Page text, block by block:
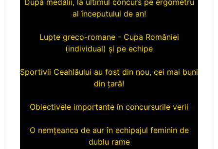
al începutului de an!
Lupte greco-romane - Cupa României
(individual) și pe echipe
Sportivii Ceahlăului au fost din nou, cei mai buni
din țară!
Obiectivele importante în concursurile verii
O nemțeanca de aur în echipajul feminin de
dublu rame